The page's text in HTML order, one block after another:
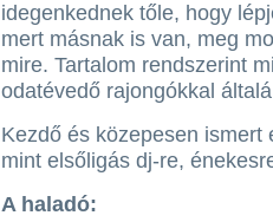
idegenkednek tőle, hogy
mert másnak is van, meg
mire. Tartalom rendszerint
odatévedő rajongókkal
Kezdő és közepesen
mint elsőligás dj-re,
A haladó: